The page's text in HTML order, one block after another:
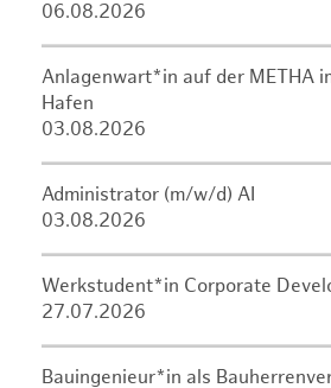
06.08.2026
Anlagenwart*in auf der METHA
Hafen
03.08.2026
Administrator (m/w/d) AI
03.08.2026
Werkstudent*in Corporate
27.07.2026
Bauingenieur*in als